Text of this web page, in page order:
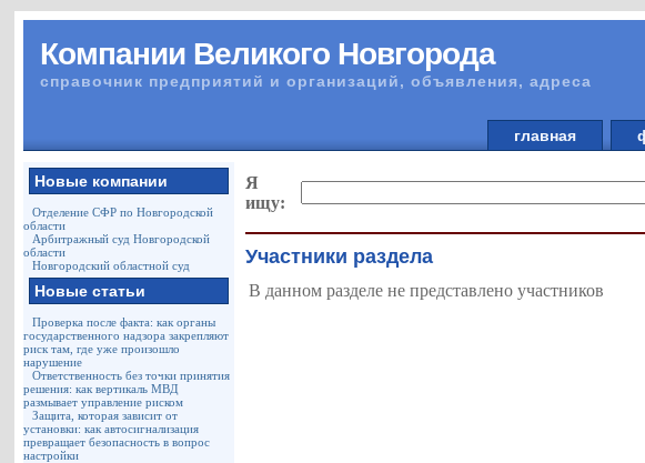
Компании Великого Новгорода
справочник предприятий и организаций, объявления, адреса
главная
Новые компании
Отделение СФР по Новгородской
области
Арбитражный суд Новгородской
области
Новгородский областной суд
Новые статьи
Проверка после факта: как органы
государственного надзора закрепляют
риск там, где уже произошло
нарушение
Ответственность без точки принятия
решения: как вертикаль МВД
размывает управление риском
Защита, которая зависит от
установки: как автосигнализация
превращает безопасность в вопрос
настройки
Я
ищу:
Участники раздела
В данном разделе не представлено участников